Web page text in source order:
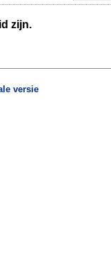
zijn.
versie